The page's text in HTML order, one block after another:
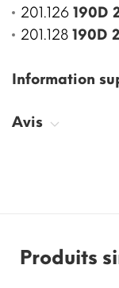
201.126 190D
201.128 190D
Information
Avis
Produits